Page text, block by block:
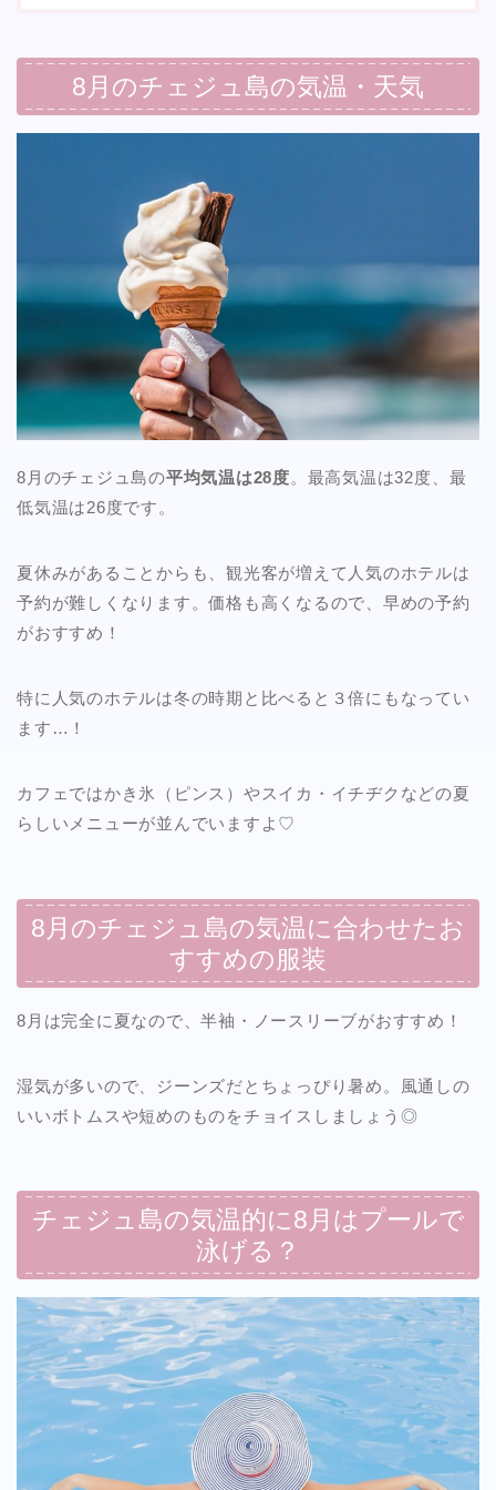
8月のチェジュ島の気温・天気
8月のチェジュ島の平均気温は28度。最高気温は32度、最
低気温は26度です。
夏休みがあることからも、観光客が増えて人気のホテルは
予約が難しくなります。価格も高くなるので、早めの予約
がおすすめ！
特に人気のホテルは冬の時期と比べると３倍にもなってい
ます…！
カフェではかき氷（ピンス）やスイカ・イチヂクなどの夏
らしいメニューが並んでいますよ♡
8月のチェジュ島の気温に合わせたお
すすめの服装
8月は完全に夏なので、半袖・ノースリーブがおすすめ！
湿気が多いので、ジーンズだとちょっぴり暑め。風通しの
いいボトムスや短めのものをチョイスしましょう◎
チェジュ島の気温的に8月はプールで
泳げる？